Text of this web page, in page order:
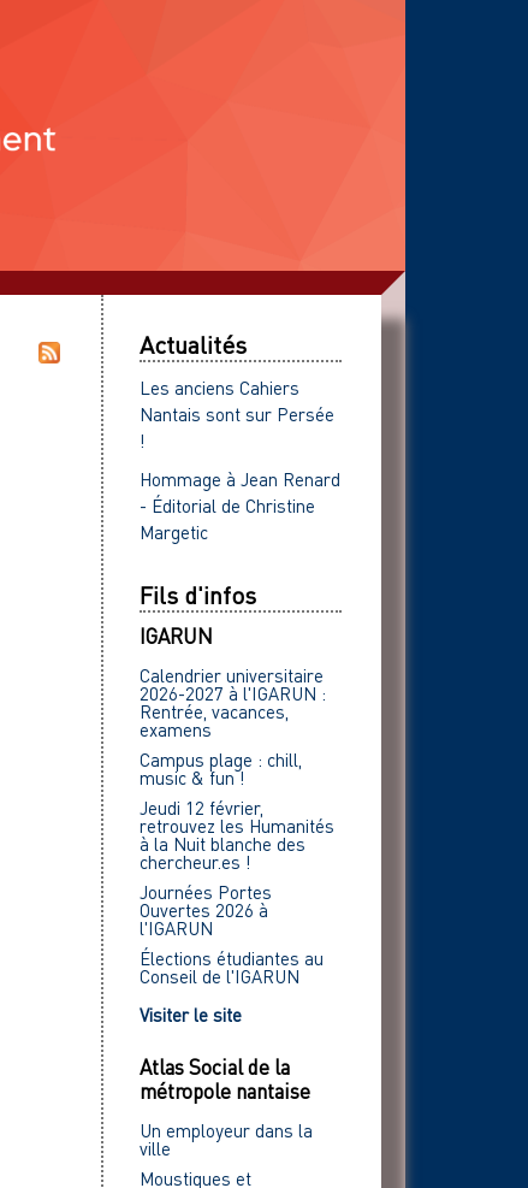
Actualités
Les anciens Cahiers
Nantais sont sur Persée
!
Hommage à Jean Renard
- Éditorial de Christine
Margetic
Fils d'infos
IGARUN
Calendrier universitaire
2026-2027 à l'IGARUN :
Rentrée, vacances,
examens
Campus plage : chill,
music & fun !
Jeudi 12 février,
retrouvez les Humanités
à la Nuit blanche des
chercheur.es !
Journées Portes
Ouvertes 2026 à
l'IGARUN
Élections étudiantes au
Conseil de l'IGARUN
Visiter le site
Atlas Social de la
métropole nantaise
Un employeur dans la
ville
Moustiques et